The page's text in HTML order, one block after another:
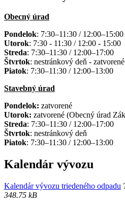
Obecný úrad
Pondelok: 7:30–11:30 / 12:00–15:00
Utorok: 7:30 - 11:30 / 12:00 - 15:00
Streda: 7:30–11:30 / 12:00–17:00
Štvrtok: nestránkový deň - zatvorené
Piatok: 7:30–11:30 / 12:00–13:00
Stavebný úrad
Pondelok: zatvorené
Utorok: zatvorené (Obecný úrad
Streda: 7:30–11:30 / 12:00–17:00
Štvrtok: nestránkový deň
Piatok: 7:30–11:30 / 12:00–13:00
Kalendár vývozu
Kalendár vývozu triedeného odpadu
348.75 kB